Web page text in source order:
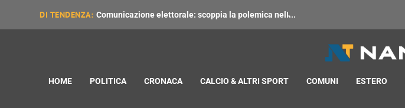
DI TENDENZA: Comunicazione elettorale: scoppia la polemica nell̵...
HOME POLITICA CRONACA CALCIO & ALTRI SPORT COMUNI ESTERO